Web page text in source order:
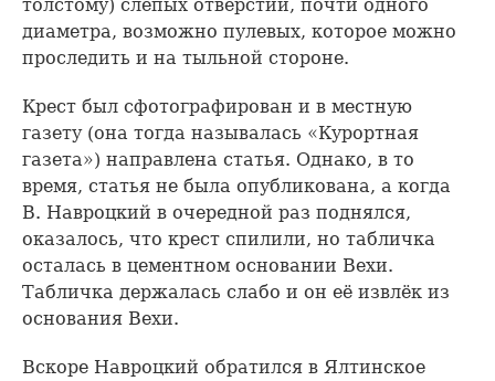
толстому) слепых отверстий, почти одного
диаметра, возможно пулевых, которое можно
проследить и на тыльной стороне.
Крест был сфотографирован и в местную
газету (она тогда называлась «Курортная
газета») направлена статья. Однако, в то
время, статья не была опубликована, а когда
В. Навроцкий в очередной раз поднялся,
оказалось, что крест спилили, но табличка
осталась в цементном основании Вехи.
Табличка держалась слабо и он её извлёк из
основания Вехи.
Вскоре Навроцкий обратился в Ялтинское